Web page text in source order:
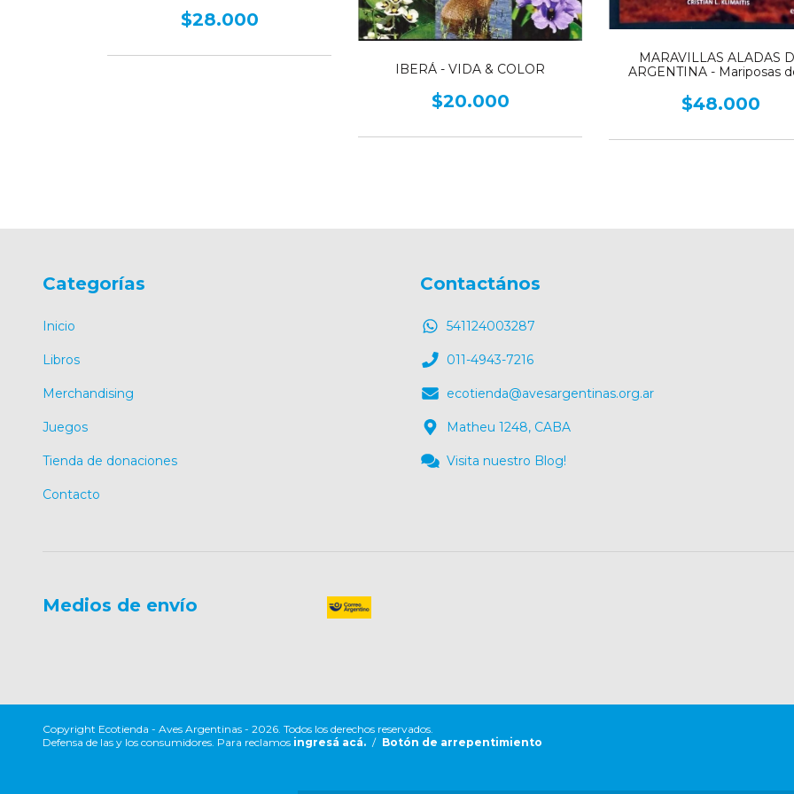
$28.000
IBERÁ - VIDA & COLOR
$20.000
MARAVILLAS ALADAS
ARGENTINA - Mariposas
$48.000
Categorías
Inicio
Libros
Merchandising
Juegos
Tienda de donaciones
Contacto
Contactános
541124003287
011-4943-7216
ecotienda@avesargentinas.org.ar
Matheu 1248, CABA
Visita nuestro Blog!
Medios de envío
Copyright Ecotienda - Aves Argentinas - 2026. Todos los derechos reservados.
Defensa de las y los consumidores. Para reclamos ingresá acá. / Botón de arrepentimiento